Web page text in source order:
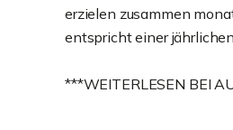
erzielen zusammen
entspricht einer
***WEITERLESEN BEI